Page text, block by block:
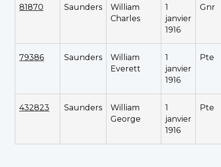
81870 Saunders
William
Charles
1
janvier
1916
Gnr
79386 Saunders
William
Everett
1
janvier
1916
Pte
432823 Saunders
William
George
1
janvier
1916
Pte